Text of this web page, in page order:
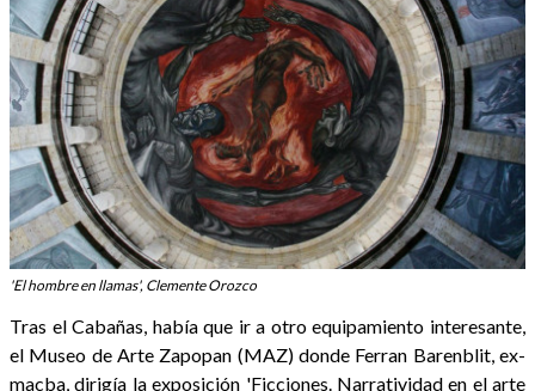
'El hombre en llamas', Clemente Orozco
Tras el Cabañas, había que ir a otro equipamiento interesante,
el Museo de Arte Zapopan (MAZ) donde Ferran Barenblit, ex-
macba, dirigía la exposición 'Ficciones. Narratividad en el arte